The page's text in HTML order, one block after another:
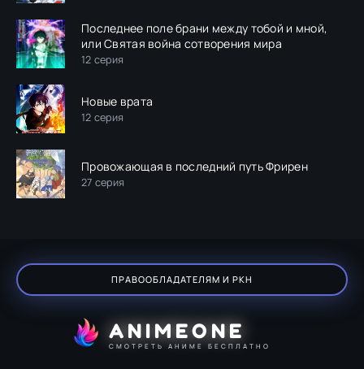
Последнее поле брани между тобой и мной,
или Святая война сотворения мира
12 серия
Новые врата
12 серия
Провожающая в последний путь Фрирен
27 серия
ПРАВООБЛАДАТЕЛЯМ И РКН
ANIMEONE
СМОТРЕТЬ АНИМЕ БЕСПЛАТНО